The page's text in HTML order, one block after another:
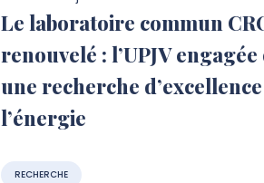
Le laboratoire commun
renouvelé : l’UPJV engagée
une recherche
l’énergie
RECHERCHE